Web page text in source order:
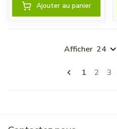
Ajouter au panier
Vous
1 Page
2 3
Afficher